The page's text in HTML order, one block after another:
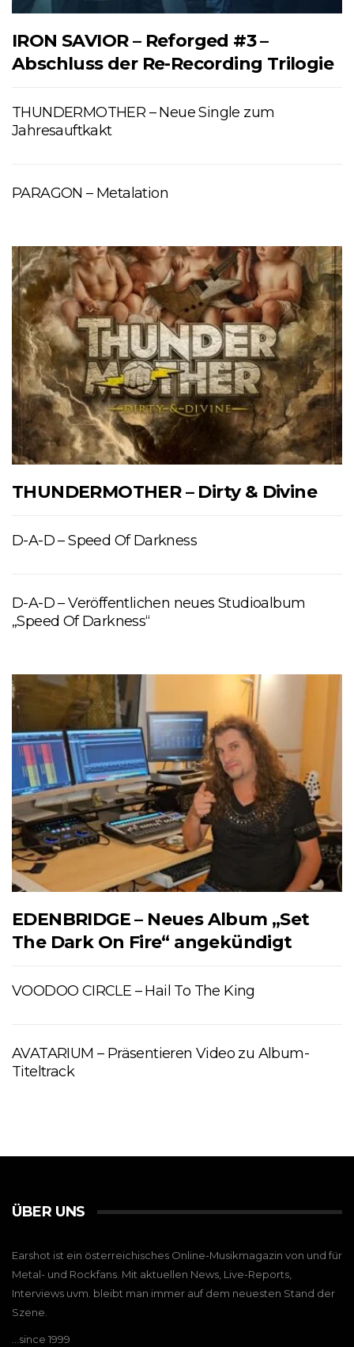
IRON SAVIOR – Reforged #3 –
Abschluss der Re-Recording Trilogie
THUNDERMOTHER – Neue Single zum
Jahresauftkakt
PARAGON – Metalation
THUNDERMOTHER – Dirty & Divine
D-A-D – Speed Of Darkness
D-A-D – Veröffentlichen neues Studioalbum
„Speed Of Darkness“
EDENBRIDGE – Neues Album „Set
The Dark On Fire“ angekündigt
VOODOO CIRCLE – Hail To The King
AVATARIUM – Präsentieren Video zu Album-
Titeltrack
ÜBER UNS
Earshot ist ein österreichisches Online-Musikmagazin von und für
Metal- und Rockfans. Mit aktuellen News, Live-Reports,
Interviews uvm. bleibt man immer auf dem neuesten Stand der
Szene.
…since 1999